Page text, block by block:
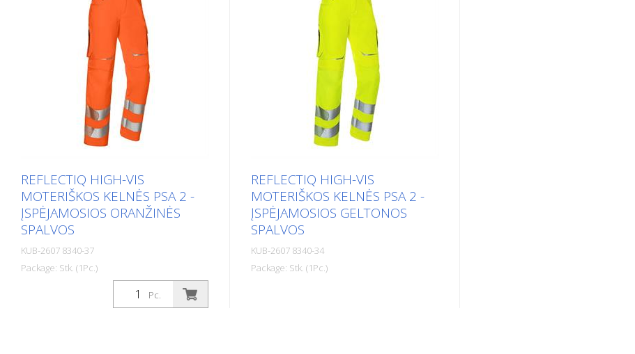
REFLECTIQ HIGH-VIS
MOTERIŠKOS KELNĖS PSA 2 -
ĮSPĖJAMOSIOS ORANŽINĖS
SPALVOS
KUB-2607 8340-37
Package: Stk. (1Pc.)
Dizainas - Priderintas pjūvis - Juodos
spalvos ruožas - Šviesą atspindintys
Pc.
REFLECTIQ HIGH-VIS
MOTERIŠKOS KELNĖS PSA 2 -
ĮSPĖJAMOSIOS GELTONOS
SPALVOS
KUB-2607 8340-34
Package: Stk. (1Pc.)